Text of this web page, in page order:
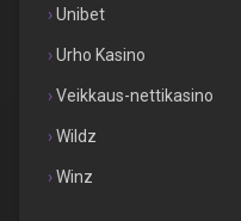
Unibet
Urho Kasino
Veikkaus-nettikasino
Wildz
Winz